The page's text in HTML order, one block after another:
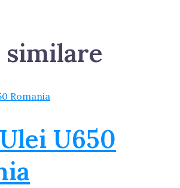
similare
U650